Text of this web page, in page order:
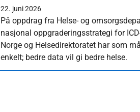
22. juni 2026
På oppdrag fra Helse- og
nasjonal oppgraderingsstrategi for
Norge og Helsedirektoratet har som
enkelt; bedre data vil gi bedre helse.